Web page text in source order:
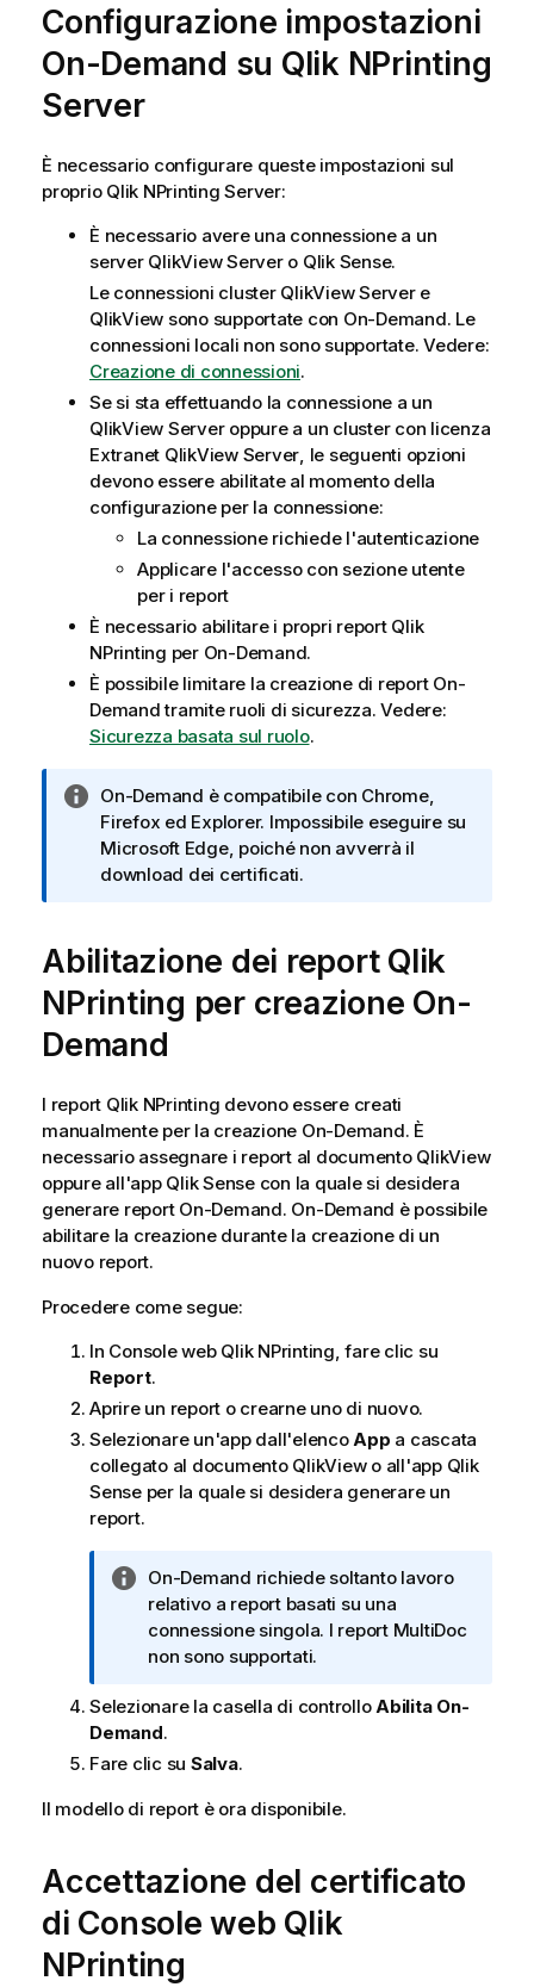
Configurazione impostazioni
On-Demand su Qlik NPrinting
Server
È necessario configurare queste impostazioni sul
proprio Qlik NPrinting Server:
È necessario avere una connessione a un
server QlikView Servero Qlik Sense.
Le connessioni cluster QlikView Servere
QlikView sono supportate con On-Demand. Le
connessioni locali non sono supportate. Vedere:
Creazione di connessioni.
Se si sta effettuando la connessione a un
QlikView Serveroppure a un cluster con licenza
Extranet QlikView Server, le seguenti opzioni
devono essere abilitate al momento della
configurazione per la connessione:
La connessione richiede l'autenticazione
Applicare l'accesso con sezione utente
per i report
È necessario abilitare i propri report Qlik
NPrinting per On-Demand.
È possibile limitare la creazione di report On-
Demandtramite ruoli di sicurezza. Vedere:
Sicurezza basata sul ruolo.
N
o
t
a
f
o
a
i
c
a
On-Demand è compatibile con Chrome,
Firefox ed Explorer. Impossibile eseguire su
Microsoft Edge, poiché non avverrà il
download dei certificati.
Abilitazione dei report Qlik
NPrinting per creazione On-
Demand
I report Qlik NPrinting devono essere creati
manualmente per la creazione On-Demand. È
necessario assegnare i report al documento QlikView
oppure all'app Qlik Sensecon la quale si desidera
generare report On-Demand. On-Demand è possibile
abilitare la creazione durante la creazione di un
nuovo report.
Procedere come segue:
In Console web Qlik NPrinting, fare clic su
Report.
Aprire un report o crearne uno di nuovo.
Selezionare un'app dall'elencoApp a cascata
collegato al documento QlikViewo all'app Qlik
Senseper la quale si desidera generare un
report.
N
o
t
a
n
f
o
m
i
c
On-Demand richiede soltanto lavoro
relativo a report basati su una
connessione singola. I report MultiDoc
non sono supportati.
Selezionare la casella di controlloAbilita On-
Demand.
Fare clic su Salva.
Il modello di report è ora disponibile.
Accettazione del certificato
di Console web Qlik
NPrinting